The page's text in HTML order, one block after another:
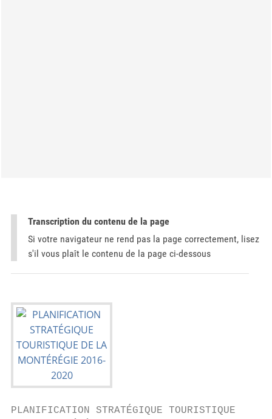
Transcription du contenu de la page
Si votre navigateur ne rend pas la page correctement, lisez
s'il vous plaît le contenu de la page ci-dessous
PLANIFICATION STRATÉGIQUE TOURISTIQUE